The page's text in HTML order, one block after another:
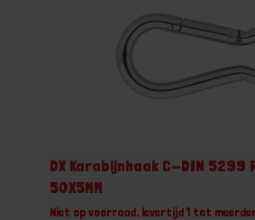
DX Karabijnhaak C-DIN 5299
50X5MM
Niet op voorraad, levertijd 1 tot